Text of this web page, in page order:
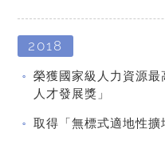
2018
榮獲國家級人力資源
人才發展獎」
取得「無標式適地性